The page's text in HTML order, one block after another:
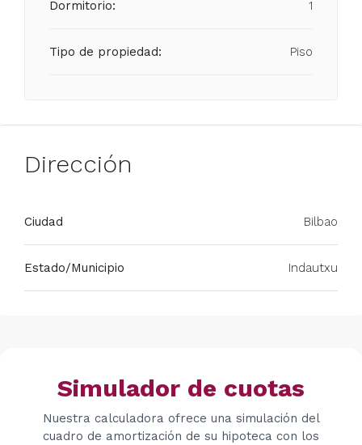
Dormitorio: 1
Tipo de propiedad: Piso
Dirección
Ciudad Bilbao
Estado/Municipio Indautxu
Simulador de cuotas
Nuestra calculadora ofrece una simulación del
cuadro de amortización de su hipoteca con los